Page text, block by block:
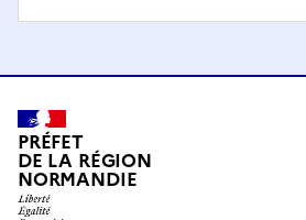
PRÉFET
DE LA RÉGION
NORMANDIE